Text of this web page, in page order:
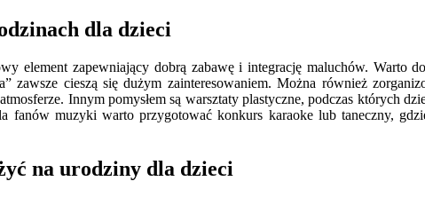
dla dzieci
element zapewniający dobrą zabawę i integrację maluchów. Warto
zawsze cieszą się dużym zainteresowaniem. Można również
Innym pomysłem są warsztaty plastyczne, podczas których
fanów muzyki warto przygotować konkurs karaoke lub taneczny,
na urodziny dla dzieci